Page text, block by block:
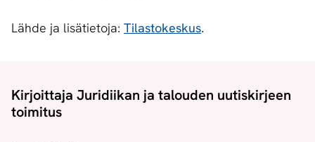
Lähde ja lisätietoja: Tilastokeskus.
Kirjoittaja Juridiikan ja talouden uutiskirjeen
toimitus